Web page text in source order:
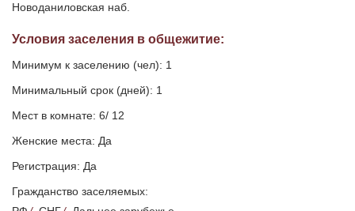
Новоданиловская наб.
Условия заселения в общежитие:
Минимум к заселению (чел): 1
Минимальный срок (дней): 1
Мест в комнате: 6/ 12
Женские места: Да
Регистрация: Да
Гражданство заселяемых: